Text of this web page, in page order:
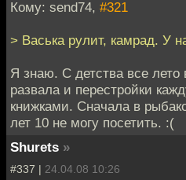
Кому: send74, #321
> Васька рулит, камрад. У
Я знаю. С детства все
развала и перестройки
книжками. Сначала в
лет 10 не могу посетить. :(
Shurets »
#337 | 24.04.08 10:26